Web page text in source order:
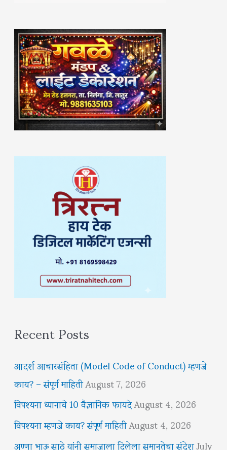
Recent Posts
आदर्श आचारसंहिता (Model Code of Conduct) म्हणजे
काय? – संपूर्ण माहितीAugust 7, 2026
विपश्यना ध्यानाचे 10 वैज्ञानिक फायदेAugust 4, 2026
विपश्यना म्हणजे काय? संपूर्ण माहितीAugust 4, 2026